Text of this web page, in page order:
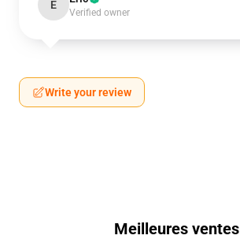
E
Verified owner
Write your review
Meilleures ventes